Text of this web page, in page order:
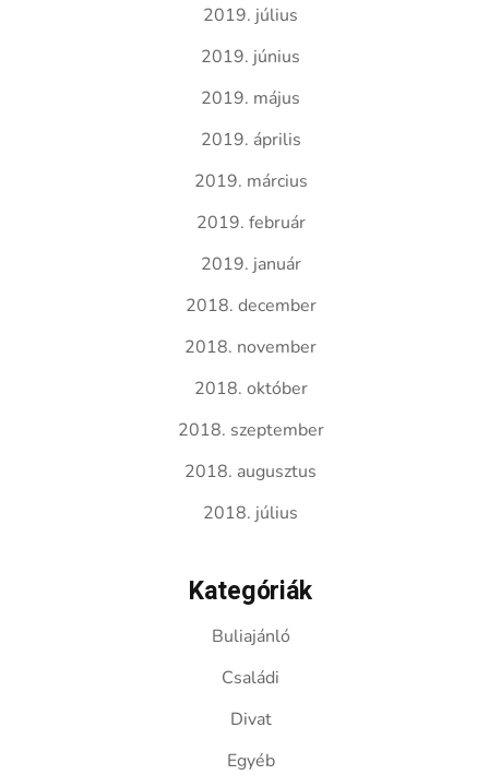
2019. július
2019. június
2019. május
2019. április
2019. március
2019. február
2019. január
2018. december
2018. november
2018. október
2018. szeptember
2018. augusztus
2018. július
Kategóriák
Buliajánló
Családi
Divat
Egyéb